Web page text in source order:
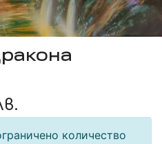
количество